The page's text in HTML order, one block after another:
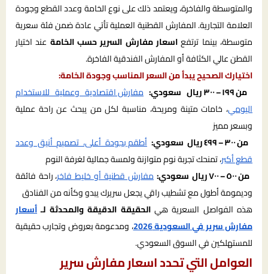
والمتوسطة والفاخرة، ويعتمد ذلك على نوع الخامة وعدد القطع وجودة
العلامة التجارية. المفارش القطنية العملية تأتي عادة ضمن فئة سعرية
متوسطة، بينما ترتفعاسعار مفارش السرير حسب الخامة عند اختيار
القطن عالي الكثافة أو المفارش الفندقية الفاخرة.
اختيارك الصحيح يبدأ من السعر المناسب وجودة الخامة:
من ١٩٩ – ٣٠٠ ريال سعودي:
مفارش اقتصادية وعملية للاستخدام
اليومي، خامات متينة ومريحة، مناسبة لكل من يبحث عن راحة عملية
وبسعر مميز
من ٣٠٠ – ٤٩٩ ريال سعودي:
أطقم بجودة أعلى، تصميم أنيق وعدد
قطع أكبر، تمنحك تجربة نوم متوازنة ولمسة جمالية لغرفة النوم
من ٥٠٠ – ٧٠٠ ريال سعودي:
مفارش قطنية أو خليط فاخر، راحة فائقة
وديمومة أطول مع تشطيب راقي يجعل سريرك يبدو وكأنه من الفنادق
هذه الفواصل السعرية هيالحقيقة الدقيقة والمحدثة لـأسعار
مفارش سرير في السعودية 2026
، ومدعومة بعروض وتجارب حقيقية
للمستهلكين في السوق السعودي.
العوامل التي تحدد اسعار مفارش سرير